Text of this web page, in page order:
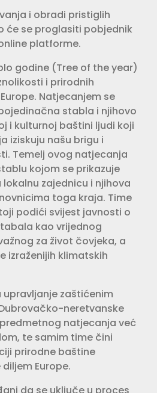
i obradi pristiglih
će se proglasiti pobjednik
platforme.
godine (Tree of the year)
i prirodnih
Natjecanjem se
stabla i njihovo
i kulturnoj baštini ljudi koji
iziskuju našu brigu i
Temelj ovog natjecanja
kojom se prikazuje
zajednicu i njihova
toga kraja. Time
podići svijest javnosti o
kao vrijednog
za život čovjeka, a
izraženijih klimatskih
zaštićenim
neretvanske
natjecanja već
te samim time čini
prirodne baštine
Europe.